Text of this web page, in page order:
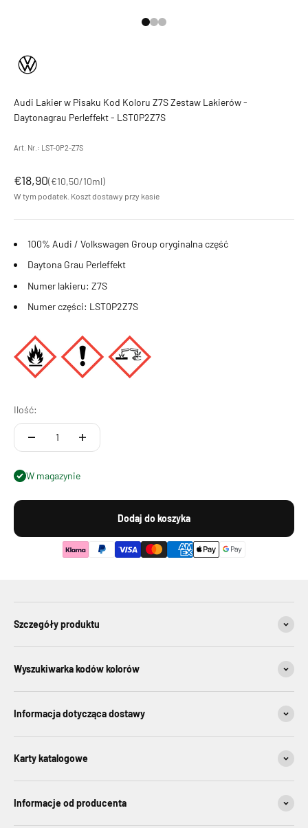
Przejdź do 1
Przejdź do 2
Przejdź do 3
Audi Lakier w Pisaku Kod Koloru Z7S Zestaw Lakierów -
Daytonagrau Perleffekt - LST0P2Z7S
Art. Nr.: LST-0P2-Z7S
Cena promocyjna
€18,90(€10,50/10ml)
W tym podatek. Koszt dostawy przy kasie
100% Audi / Volkswagen Group oryginalna część
Daytona Grau Perleffekt
Numer lakieru: Z7S
Numer części: LST0P2Z7S
Ilość:
W magazynie
Dodaj do koszyka
Szczegóły produktu
Wyszukiwarka kodów kolorów
Informacja dotycząca dostawy
Karty katalogowe
Informacje od producenta